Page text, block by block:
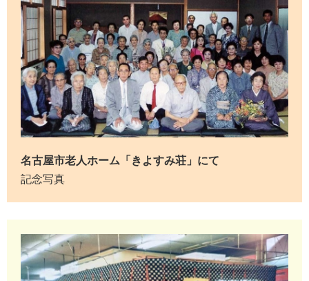
名古屋市老人ホーム「きよすみ荘」にて
記念写真